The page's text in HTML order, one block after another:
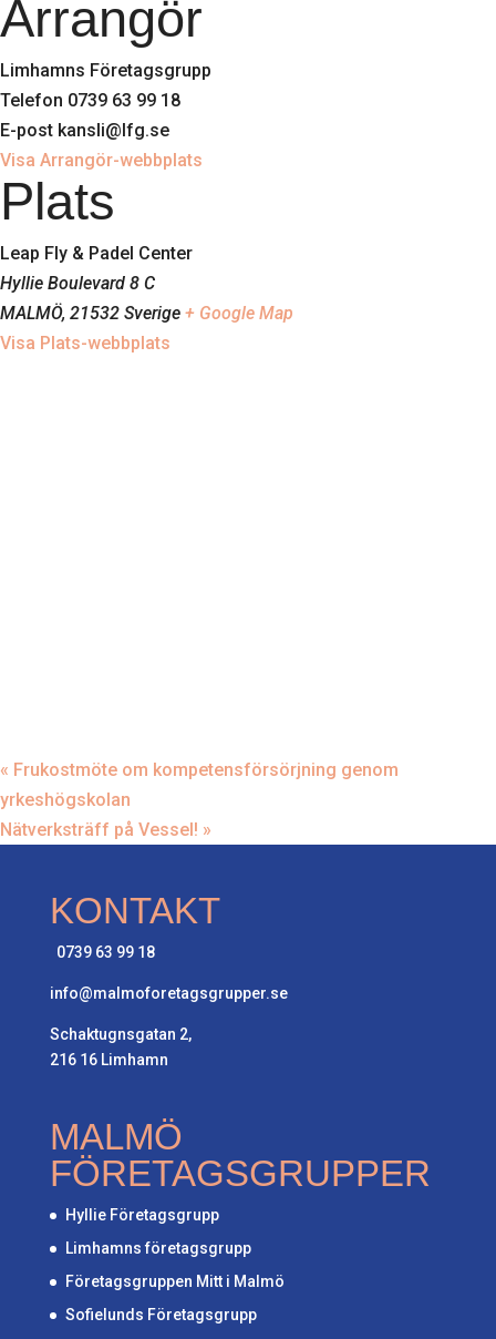
Arrangör
Limhamns Företagsgrupp
Telefon 0739 63 99 18
E-post kansli@lfg.se
Visa Arrangör-webbplats
Plats
Leap Fly & Padel Center
Hyllie Boulevard 8 C
MALMÖ, 21532 Sverige + Google Map
Visa Plats-webbplats
« Frukostmöte om kompetensförsörjning genom
yrkeshögskolan
Nätverksträff på Vessel! »
KONTAKT
0739 63 99 18
info@malmoforetagsgrupper.se
Schaktugnsgatan 2,
216 16 Limhamn
MALMÖ
FÖRETAGSGRUPPER
Hyllie Företagsgrupp
Limhamns företagsgrupp
Företagsgruppen Mitt i Malmö
Sofielunds Företagsgrupp